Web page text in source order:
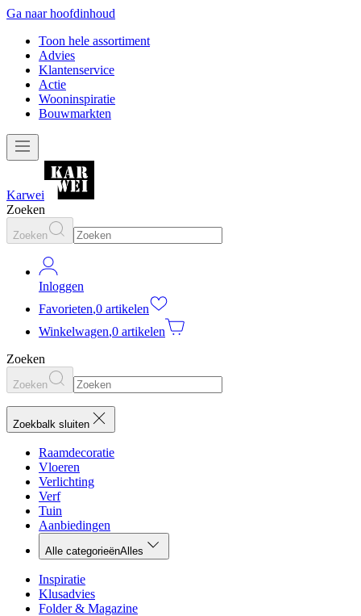
Ga naar hoofdinhoud
Toon hele assortiment
Advies
Klantenservice
Actie
Wooninspiratie
Bouwmarkten
Karwei
Zoeken
Zoeken
Inloggen
Favorieten,0 artikelen
Winkelwagen,0 artikelen
Zoeken
Zoeken
Zoekbalk sluiten
Raamdecoratie
Vloeren
Verlichting
Verf
Tuin
Aanbiedingen
Alle categorieënAlles
Inspiratie
Klusadvies
Folder & Magazine